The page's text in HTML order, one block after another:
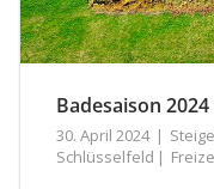
Badesaison
30. April 2024
Schlüsselfeld